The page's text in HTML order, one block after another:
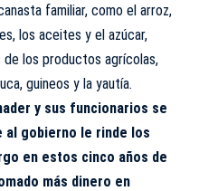
familiar, como el arroz,
los aceites y el azúcar,
los productos agrícolas,
guineos y la yautía.
y sus funcionarios se
al gobierno le rinde los
en estos cinco años de
más dinero en